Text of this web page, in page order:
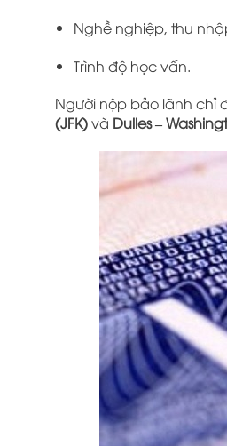
Nghề nghiệp, thu
Trình độ học vấn.
Người nộp bảo lãnh chỉ
(JFK)và Dulles –